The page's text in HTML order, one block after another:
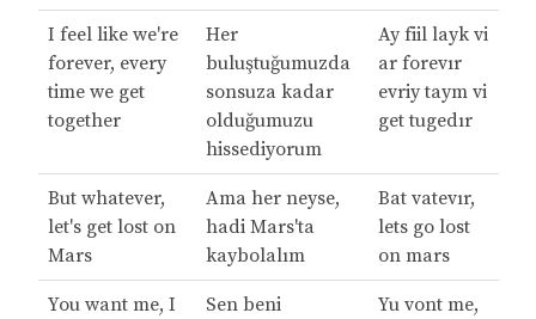
I feel like we're
forever, every
time we get
together
Her
buluştuğumuzda
sonsuza kadar
olduğumuzu
hissediyorum
Ay fiil layk vi
ar forevır
evriy taym vi
get tugedır
But whatever,
let's get lost on
Mars
Ama her neyse,
hadi Mars'ta
kaybolalım
Bat vatevır,
lets go lost
on mars
You want me, I
Sen beni
Yu vont me,